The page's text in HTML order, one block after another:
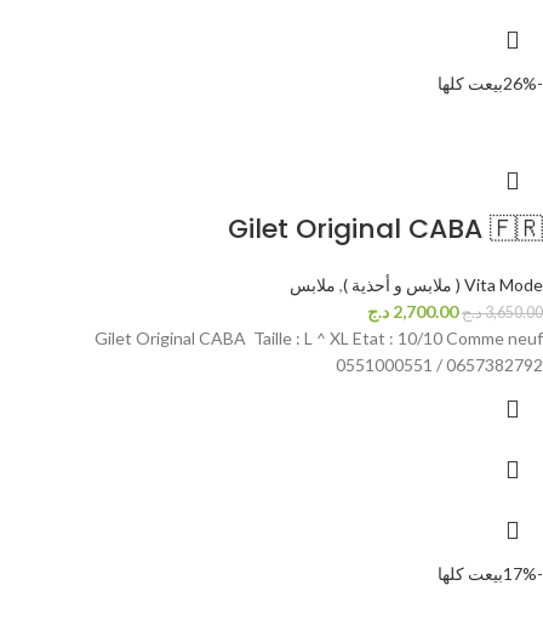
-26% بيعت كلها
Gilet Original CABA 🇫🇷
Vita Mode ( ملابس و أحذية ) , ملابس
3,650.00د.ج 2,700.00 د.ج
Gilet Original CABA Taille : L ^ XL Etat : 10/10 Comme neuf
0551000551 / 0657382792
-17% بيعت كلها